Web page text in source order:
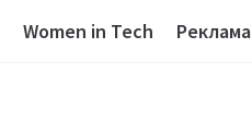
Women in Tech Реклама